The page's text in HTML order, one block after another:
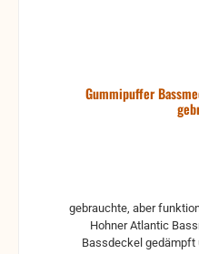
Gummipuffer
gebrauchte, aber
Hohner Atlantic
Bassdeckel gedämpft